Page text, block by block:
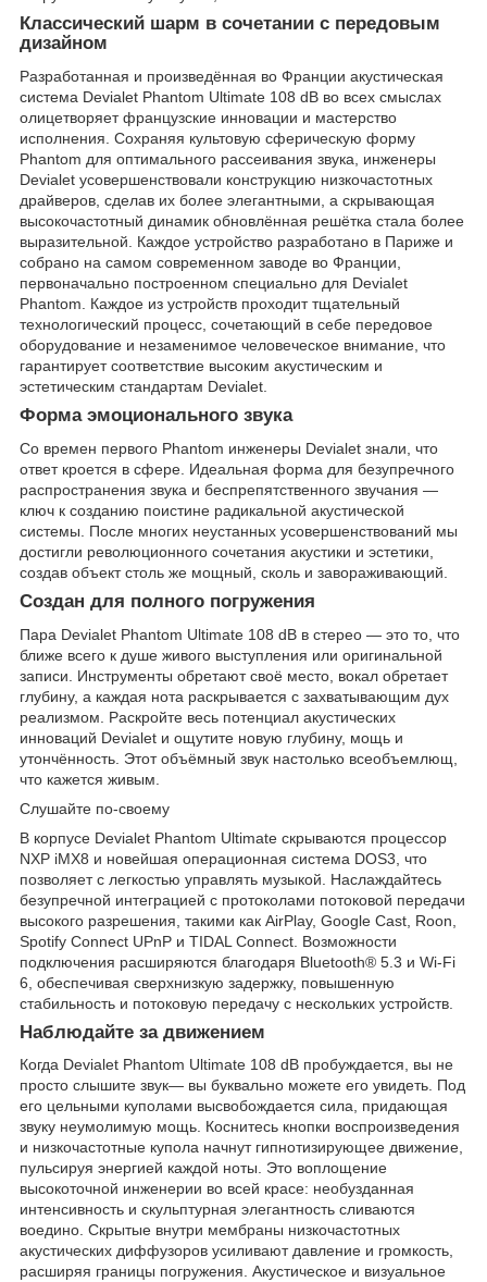
Классический шарм в сочетании с передовым
дизайном
Разработанная и произведённая во Франции акустическая
система Devialet Phantom Ultimate 108 dB во всех смыслах
олицетворяет французские инновации и мастерство
исполнения. Сохраняя культовую сферическую форму
Phantom для оптимального рассеивания звука, инженеры
Devialet усовершенствовали конструкцию низкочастотных
драйверов, сделав их более элегантными, а скрывающая
высокочастотный динамик обновлённая решётка стала более
выразительной. Каждое устройство разработано в Париже и
собрано на самом современном заводе во Франции,
первоначально построенном специально для Devialet
Phantom. Каждое из устройств проходит тщательный
технологический процесс, сочетающий в себе передовое
оборудование и незаменимое человеческое внимание, что
гарантирует соответствие высоким акустическим и
эстетическим стандартам Devialet.
Форма эмоционального звука
Со времен первого Phantom инженеры Devialet знали, что
ответ кроется в сфере. Идеальная форма для безупречного
распространения звука и беспрепятственного звучания —
ключ к созданию поистине радикальной акустической
системы. После многих неустанных усовершенствований мы
достигли революционного сочетания акустики и эстетики,
создав объект столь же мощный, сколь и завораживающий.
Создан для полного погружения
Пара Devialet Phantom Ultimate 108 dB в стерео — это то, что
ближе всего к душе живого выступления или оригинальной
записи. Инструменты обретают своё место, вокал обретает
глубину, а каждая нота раскрывается с захватывающим дух
реализмом. Раскройте весь потенциал акустических
инноваций Devialet и ощутите новую глубину, мощь и
утончённость. Этот объёмный звук настолько всеобъемлющ,
что кажется живым.
Слушайте по-своему
В корпусе Devialet Phantom Ultimate скрываются процессор
NXP iMX8 и новейшая операционная система DOS3, что
позволяет с легкостью управлять музыкой. Наслаждайтесь
безупречной интеграцией с протоколами потоковой передачи
высокого разрешения, такими как AirPlay, Google Cast, Roon,
Spotify Connect UPnP и TIDAL Connect. Возможности
подключения расширяются благодаря Bluetooth® 5.3 и Wi-Fi
6, обеспечивая сверхнизкую задержку, повышенную
стабильность и потоковую передачу с нескольких устройств.
Наблюдайте за движением
Когда Devialet Phantom Ultimate 108 dB пробуждается, вы не
просто слышите звук— вы буквально можете его увидеть. Под
его цельными куполами высвобождается сила, придающая
звуку неумолимую мощь. Коснитесь кнопки воспроизведения
и низкочастотные купола начнут гипнотизирующее движение,
пульсируя энергией каждой ноты. Это воплощение
высокоточной инженерии во всей красе: необузданная
интенсивность и скульптурная элегантность сливаются
воедино. Скрытые внутри мембраны низкочастотных
акустических диффузоров усиливают давление и громкость,
расширяя границы погружения. Акустическое и визуальное